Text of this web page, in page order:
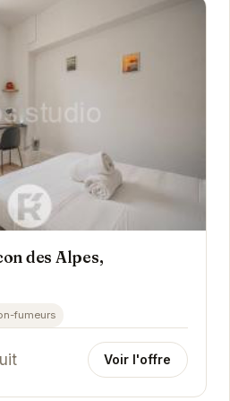
des Alpes,
fumeurs
Voir l'offre